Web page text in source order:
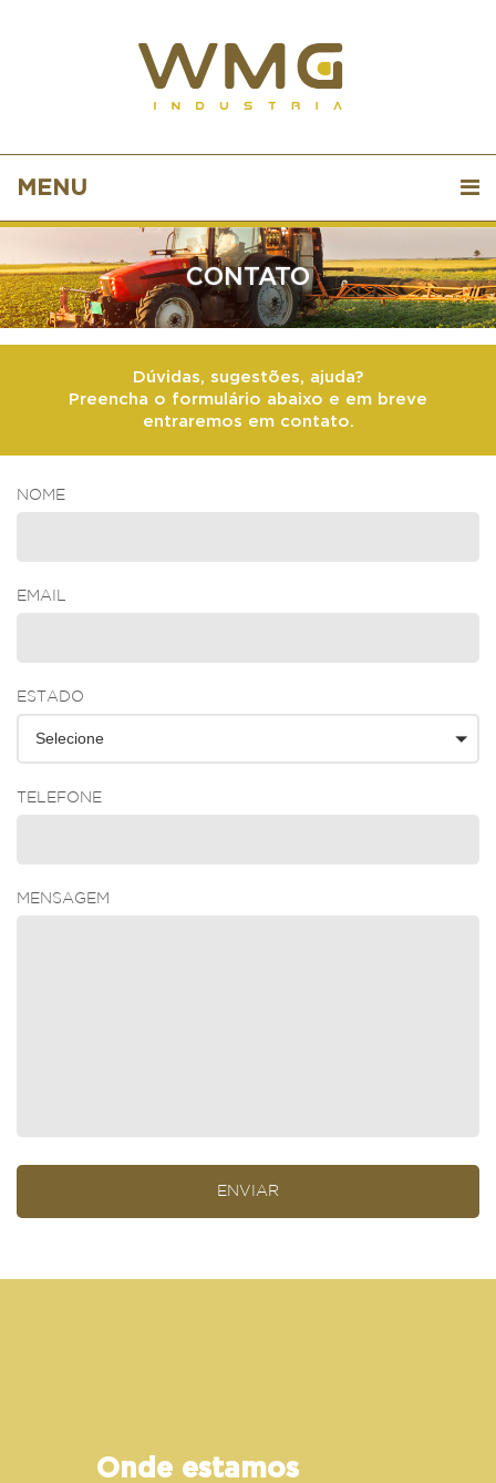
MENU
CONTATO
Dúvidas, sugestões, ajuda?
Preencha o formulário abaixo e em breve
entraremos em contato.
NOME
EMAIL
ESTADO
Selecione
TELEFONE
MENSAGEM
Onde estamos